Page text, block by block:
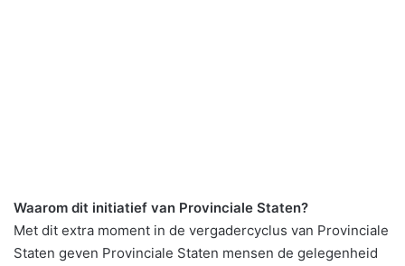
Waarom dit initiatief van Provinciale Staten?
Met dit extra moment in de vergadercyclus van Provinciale
Staten geven Provinciale Staten mensen de gelegenheid